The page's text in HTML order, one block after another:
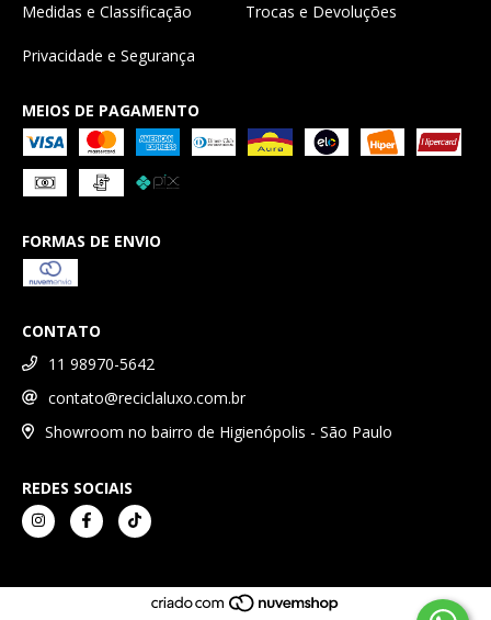
Medidas e Classificação Trocas e Devoluções
Privacidade e Segurança
MEIOS DE PAGAMENTO
FORMAS DE ENVIO
CONTATO
11 98970-5642
contato@reciclaluxo.com.br
Showroom no bairro de Higienópolis - São Paulo
REDES SOCIAIS